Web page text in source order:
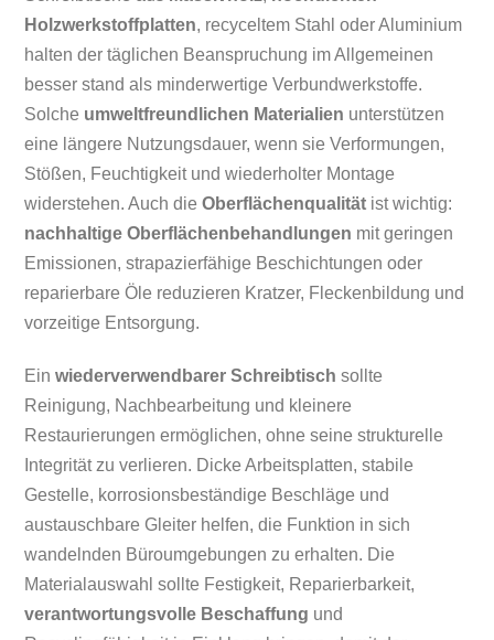
Holzwerkstoffplatten, recyceltem Stahl oder Aluminium
halten der täglichen Beanspruchung im Allgemeinen
besser stand als minderwertige Verbundwerkstoffe.
Solche umweltfreundlichen Materialien unterstützen
eine längere Nutzungsdauer, wenn sie Verformungen,
Stößen, Feuchtigkeit und wiederholter Montage
widerstehen. Auch dieOberflächenqualität ist wichtig:
nachhaltige Oberflächenbehandlungen mit geringen
Emissionen, strapazierfähige Beschichtungen oder
reparierbare Öle reduzieren Kratzer, Fleckenbildung und
vorzeitige Entsorgung.
Einwiederverwendbarer Schreibtisch sollte
Reinigung, Nachbearbeitung und kleinere
Restaurierungen ermöglichen, ohne seine strukturelle
Integrität zu verlieren. Dicke Arbeitsplatten, stabile
Gestelle, korrosionsbeständige Beschläge und
austauschbare Gleiter helfen, die Funktion in sich
wandelnden Büroumgebungen zu erhalten. Die
Materialauswahl sollte Festigkeit, Reparierbarkeit,
verantwortungsvolle Beschaffung und